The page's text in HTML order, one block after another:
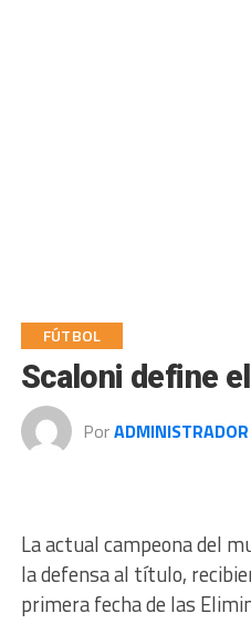
FÚTBOL
Scaloni define
Por
La actual campeona del
la defensa al título,
primera fecha de las